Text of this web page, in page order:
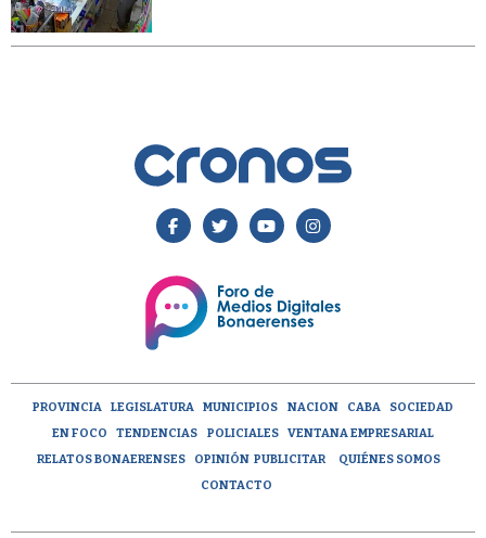
PROVINCIA LEGISLATURA MUNICIPIOS NACION CABA
SOCIEDAD
EN FOCO
TENDENCIAS POLICIALES
VENTANA EMPRESARIAL
RELATOS BONAERENSES
OPINIÓN PUBLICITAR
QUIÉNES SOMOS
CONTACTO